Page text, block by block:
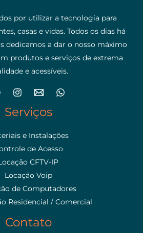
por utilizar a tecnologia para
casas e vidas. Todos os dias há
dedicamos a dar o nosso máximo
produtos e serviços de extrema
e acessíveis.
Serviços
e Instalações
de Acesso
CFTV-IP
Locação Voip
de Computadores
Residencial / Comercial
Contato